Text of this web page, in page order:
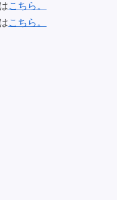
こちら。
こちら。